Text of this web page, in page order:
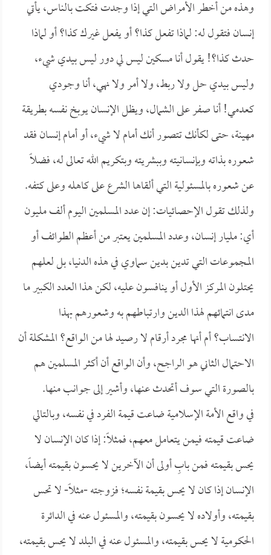
وهذه من أخطر الأمراض التي إذا وجدت فتكت بالناس، يأتي
إنسان فتقول له: لماذا تفعل كذا؟ أو يفعل غيرك كذا؟ أو لماذا
حدث كذا؟! يقول أنا مسكين ليس لي دور ليس بيدي شيء،
وليس بيدي حل ولا ربط، ولا أمر ولا نهي، أنا وجودي
كعدمي! أنا صفر على الشمال، ويظل الإنسان يوبخ نفسه بطريقة
مهينة، حتى لكأنك تتصور أنك أمام لا شيء، أو أمام إنسان فقد
شعوره بذاته وبإنسانيته وببشريته وبتكريم الله تعالى له، فضلاً
عن شعوره بالمسئولية التي ألقاها الشرع على كاهله وعلى كتفه.
ولذلك تقول الإحصائيات: إن عدد المسلمين اليوم ألف مليون
أي: مليار إنسان، وعدد المسلمين يعتبر من أعظم الطوائف أو
المجموعات التي تدين بدين سماوي في هذه الدنيا، بل لعلهم
يحتلون المركز الأول أو ينافسون عليه، لكن هذا العدد الكبير ما
مدى انتمائهم لهذا الدين وارتباطهم به وشعورهم بهذا
الانتساب؟ أم أنها مجرد أرقام لا رصيد لها من الواقع؟ المشكلة أن
الاحتمال الثاني هو الراجح، وأن الواقع أن أكثر المسلمين هم
بالصورة التي سوف أتحدث عنها، وأشير إلى جوانب منها.
في واقع الأمة الإسلامية ضاعت قيمة الفرد في نفسه، وبالتالي
ضاعت قيمته فيمن يتعامل معهم، فمثلاً: إذا كان الإنسان لا
يحس بقيمته فمن بابِ أولى أن الآخرين لا يحسون بقيمته أيضاً،
الإنسان إذا كان لا يحس بقيمة نفسه؛ فزوجته -مثلاً- لا تحس
بقيمته، وأولاده لا يحسون بقيمته، والمسئول عنه في الدائرة
الحكومية لا يحس بقيمته، والمسئول عنه في البلد لا يحس بقيمته،